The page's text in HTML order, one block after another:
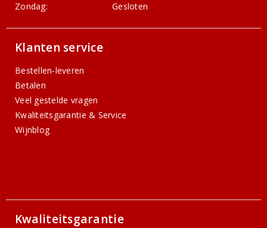
Zondag:
Gesloten
Klanten service
Bestellen-leveren
Betalen
Veel gestelde vragen
Kwaliteitsgarantie & Service
Wijnblog
Kwaliteitsgarantie